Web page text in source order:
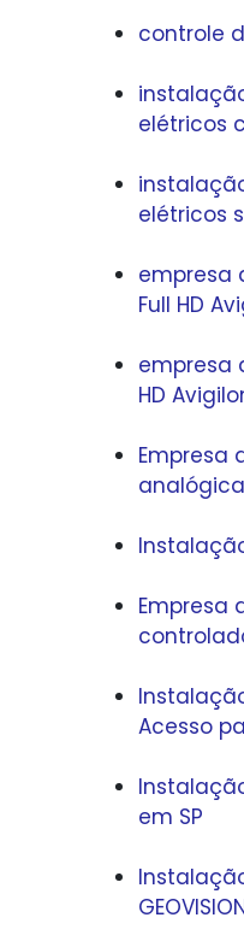
controle
elétricos
elétricos
empresa
Full HD
empresa
HD
Empresa
Empresa
Acesso
em SP